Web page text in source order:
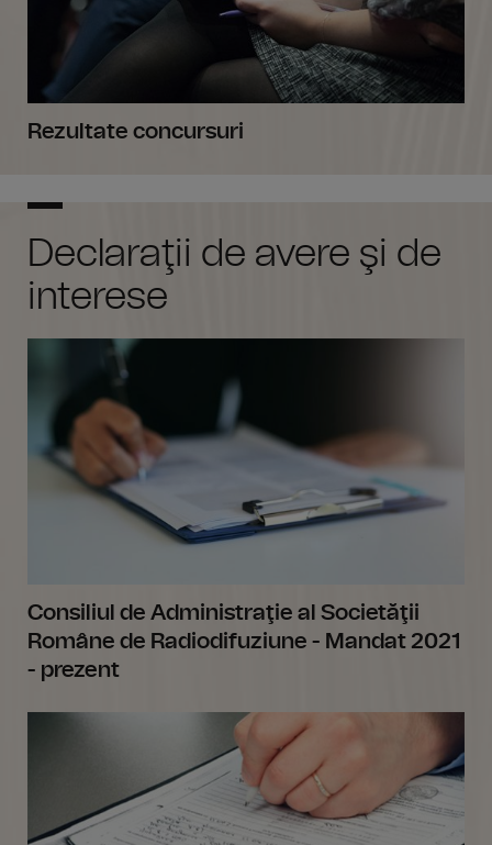
Rezultate concursuri
Declaraţii de avere şi de
interese
Consiliul de Administraţie al Societăţii
Române de Radiodifuziune - Mandat 2021
- prezent